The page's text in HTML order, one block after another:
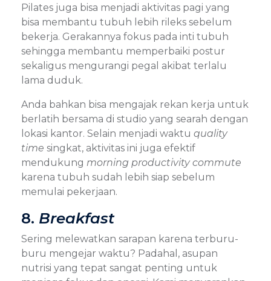
Pilates juga bisa menjadi aktivitas pagi yang
bisa membantu tubuh lebih rileks sebelum
bekerja. Gerakannya fokus pada inti tubuh
sehingga membantu memperbaiki postur
sekaligus mengurangi pegal akibat terlalu
lama duduk.
Anda bahkan bisa mengajak rekan kerja untuk
berlatih bersama di studio yang searah dengan
lokasi kantor. Selain menjadi waktu quality
time singkat, aktivitas ini juga efektif
mendukung morning productivity commute
karena tubuh sudah lebih siap sebelum
memulai pekerjaan.
8. Breakfast
Sering melewatkan sarapan karena terburu-
buru mengejar waktu? Padahal, asupan
nutrisi yang tepat sangat penting untuk